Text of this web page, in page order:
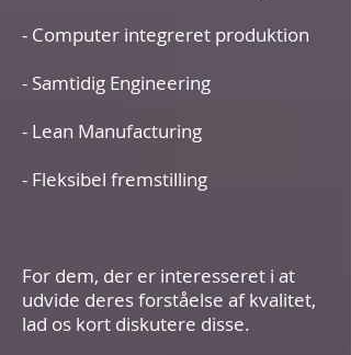
- Computer integreret produktion
- Samtidig Engineering
- Lean Manufacturing
- Fleksibel fremstilling
For dem, der er interesseret i at
udvide deres forståelse af kvalitet,
lad os kort diskutere disse.